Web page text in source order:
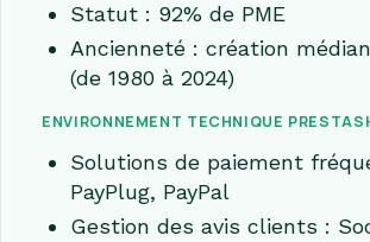
Statut : 92% de PME
Ancienneté : création
(de 1980 à 2024)
ENVIRONNEMENT TECHNIQUE
Solutions de paiement
PayPlug, PayPal
Gestion des avis clients :